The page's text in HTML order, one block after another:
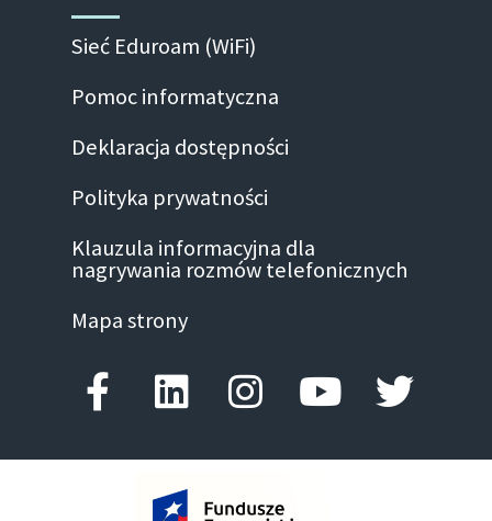
Sieć Eduroam (WiFi)
Pomoc informatyczna
Deklaracja dostępności
Polityka prywatności
Klauzula informacyjna dla
nagrywania rozmów telefonicznych
Mapa strony
Facebook-f
LinkedinInstagram
Youtube